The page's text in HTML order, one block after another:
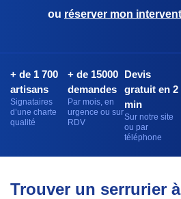
ou réserver mon
+ de 1 700
artisans
Signataires
d’une charte
qualité
+ de 15000
demandes
Par mois, en
urgence ou sur
RDV
Devis
gratuit en 2
min
Sur notre site
ou par
téléphone
Trouver un serrurier